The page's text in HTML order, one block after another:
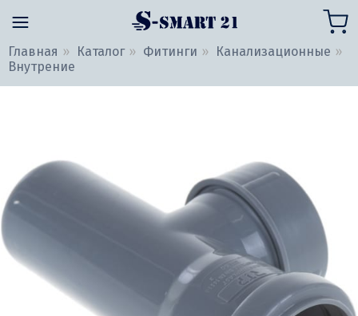
Главная Каталог Фитинги
Канализационные
Внутрение